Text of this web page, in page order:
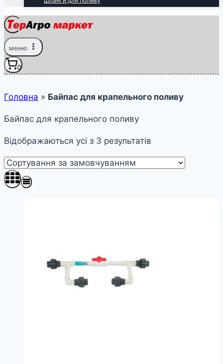
меню
0
Головна » Байпас для крапельного поливу
Байпас для крапельного поливу
Відображаються усі з 3 результатів